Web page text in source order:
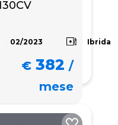
02/2023 Ibrida
€ 382 /
mese